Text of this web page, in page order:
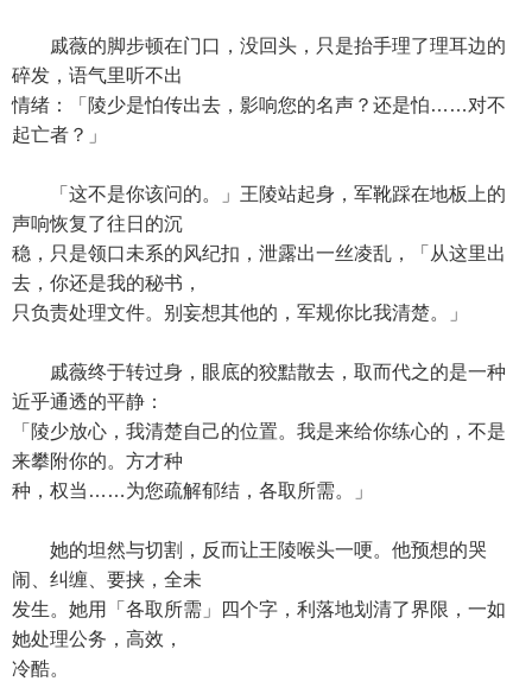
戚薇的脚步顿在门口，没回头，只是抬手理了理耳边的
碎发，语气里听不出
情绪：「陵少是怕传出去，影响您的名声？还是怕……对不
起亡者？」
「这不是你该问的。」王陵站起身，军靴踩在地板上的
声响恢复了往日的沉
稳，只是领口未系的风纪扣，泄露出一丝凌乱，「从这里出
去，你还是我的秘书，
只负责处理文件。别妄想其他的，军规你比我清楚。」
戚薇终于转过身，眼底的狡黠散去，取而代之的是一种
近乎通透的平静：
「陵少放心，我清楚自己的位置。我是来给你练心的，不是
来攀附你的。方才种
种，权当……为您疏解郁结，各取所需。」
她的坦然与切割，反而让王陵喉头一哽。他预想的哭
闹、纠缠、要挟，全未
发生。她用「各取所需」四个字，利落地划清了界限，一如
她处理公务，高效，
冷酷。